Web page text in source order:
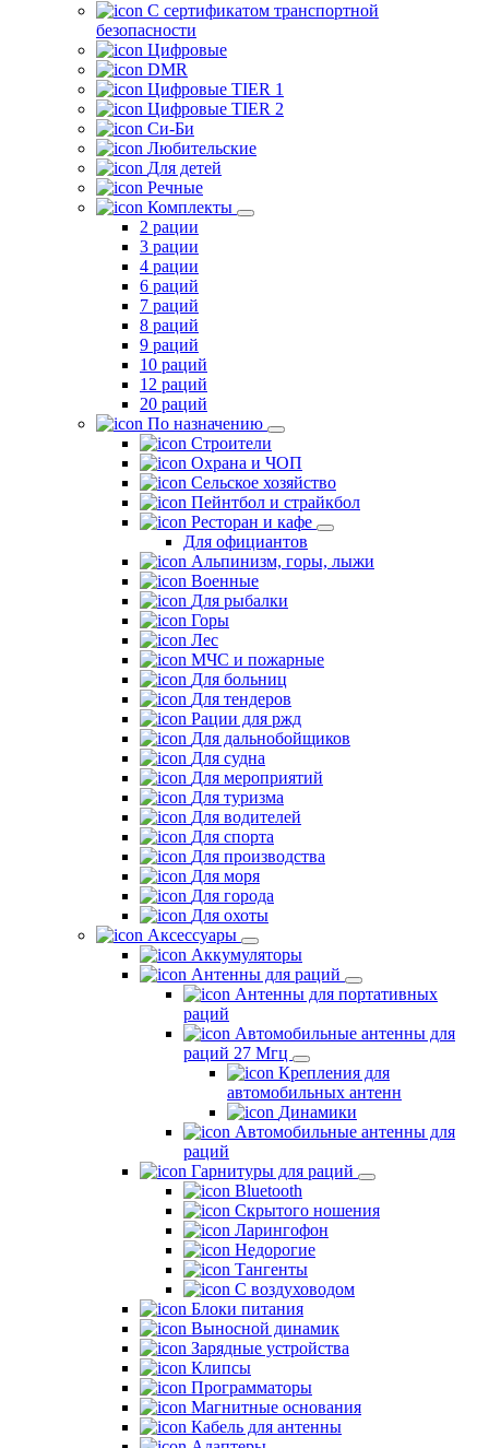
С сертификатом транспортной
безопасности
Цифровые
DMR
Цифровые TIER 1
Цифровые TIER 2
Си-Би
Любительские
Для детей
Речные
Комплекты
2 рации
3 рации
4 рации
6 раций
7 раций
8 раций
9 раций
10 раций
12 раций
20 раций
По назначению
Строители
Охрана и ЧОП
Сельское хозяйство
Пейнтбол и страйкбол
Ресторан и кафе
Для официантов
Альпинизм, горы, лыжи
Военные
Для рыбалки
Горы
Лес
МЧС и пожарные
Для больниц
Для тендеров
Рации для ржд
Для дальнобойщиков
Для судна
Для мероприятий
Для туризма
Для водителей
Для спорта
Для производства
Для моря
Для города
Для охоты
Аксессуары
Аккумуляторы
Антенны для раций
Антенны для портативных
раций
Автомобильные антенны для
раций 27 Мгц
Крепления для
автомобильных антенн
Динамики
Автомобильные антенны для
раций
Гарнитуры для раций
Bluetooth
Скрытого ношения
Ларингофон
Недорогие
Тангенты
С воздуховодом
Блоки питания
Выносной динамик
Зарядные устройства
Клипсы
Программаторы
Магнитные основания
Кабель для антенны